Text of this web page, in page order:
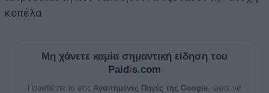
κοπέλα
Μη χάνετε καμία σημαντική είδηση του
Paidis.com
Προσθέστε το στις Αγαπημένες Πηγές της Google , ώστε να